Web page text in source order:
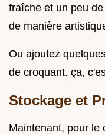
fraîche et un peu
de manière
Ou ajoutez
de croquant. ça,
Stockage et
Maintenant, pour le